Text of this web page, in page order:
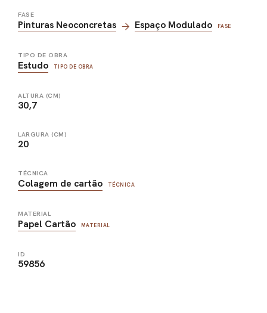
FASE
Pinturas Neoconcretas Espaço Modulado FASE
TIPO DE OBRA
Estudo TIPO DE OBRA
ALTURA (CM)
30,7
LARGURA (CM)
20
TÉCNICA
Colagem de cartão TÉCNICA
MATERIAL
Papel Cartão MATERIAL
ID
59856